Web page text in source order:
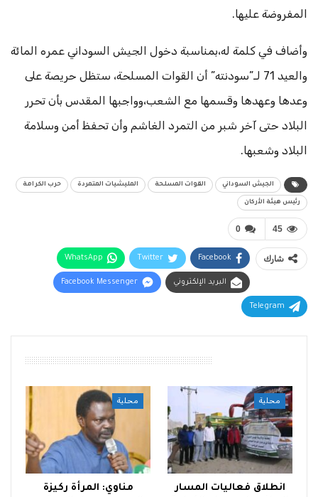
المفروضة عليها.
وأضاف في كلمة له،بمناسبة دخول الجيش السوداني عمره المائة
والعيد 71 لـ”سودنته” أن القوات المسلحة، ستظل حريصة على
وعدها وعهدها وقسمها مع الشعب،وواجبها المقدس بأن تحرر
البلاد حتى آخر شبر من التمرد الغاشم وأن تحفظ أمن وسلامة
البلاد وشعبها.
الجيش السوداني القوات المسلحة المليشيات المتمردة حرب الكرامة
رئيس هيئة الأركان
0 45
شارك Facebook
Twitter
WhatsApp
البريد الإلكتروني Facebook Messenger
Telegram
محلية
انطلاق فعاليات المسار
محلية
مناوي: المرأة ركيزة